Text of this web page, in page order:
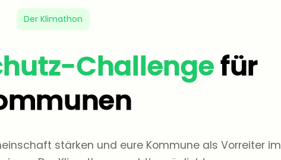
Der Klimathon
Challengefür
stärken und eure Kommune als Vorreiter im